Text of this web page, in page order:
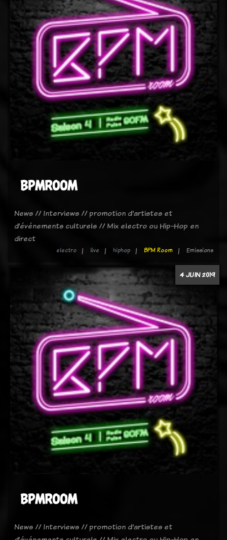
BPMROOM
News // Interviews // promotion d'artistes et
d’événements culturels // Mix electro ou Hip-Hop en
direct
electro live hiphop BPM Room Emissions
4 JUIN 2019
BPMROOM
News // Interviews // promotion d'artistes et